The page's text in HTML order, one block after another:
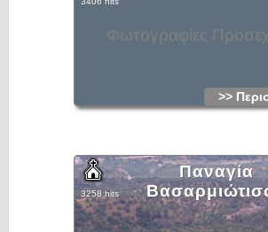
Φωτογραφίες
>>
Παναγία
3258 hits